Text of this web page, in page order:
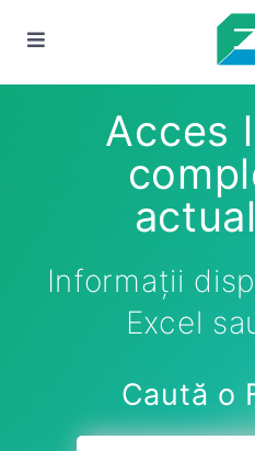
Acces
Informații
Excel
Caută o